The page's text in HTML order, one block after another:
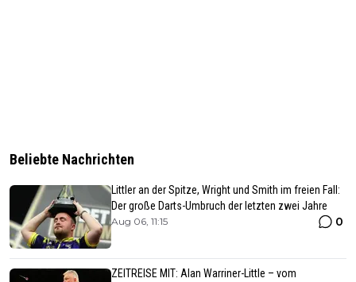
Beliebte Nachrichten
Littler an der Spitze, Wright und Smith im freien Fall:
Der große Darts-Umbruch der letzten zwei Jahre
Aug 06, 11:15 0
ZEITREISE MIT: Alan Warriner-Little – vom